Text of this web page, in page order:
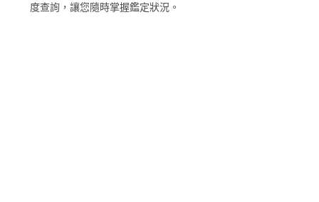
度查詢，讓您隨時掌握鑑定狀況。